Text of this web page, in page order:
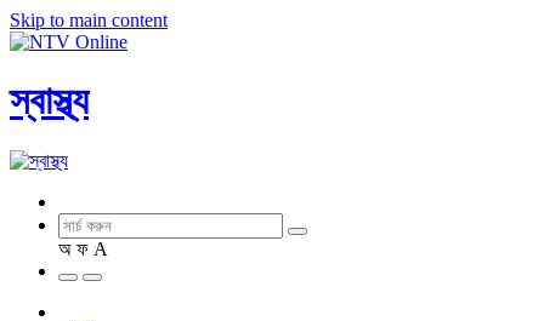
Skip to main content
স্বাস্থ্য
অ ফ A